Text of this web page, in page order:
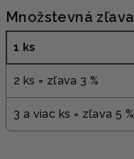
Množstevná zľava
1 ks
2 ks = zľava 3 %
3 a viac ks = zľava 5 %